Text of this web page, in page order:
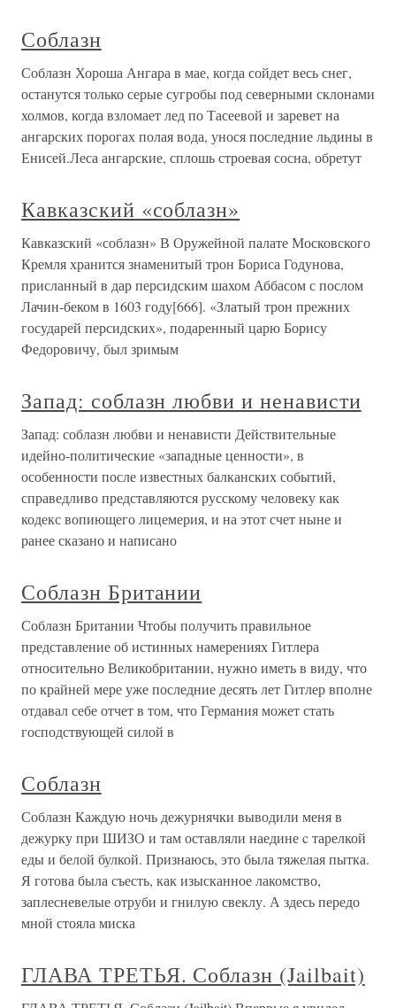
Соблазн
Соблазн Хороша Ангара в мае, когда сойдет весь снег,
останутся только серые сугробы под северными склонами
холмов, когда взломает лед по Тасеевой и заревет на
ангарских порогах полая вода, унося последние льдины в
Енисей.Леса ангарские, сплошь строевая сосна, обретут
Кавказский «соблазн»
Кавказский «соблазн» В Оружейной палате Московского
Кремля хранится знаменитый трон Бориса Годунова,
присланный в дар персидским шахом Аббасом с послом
Лачин-беком в 1603 году[666]. «Златый трон прежних
государей персидских», подаренный царю Борису
Федоровичу, был зримым
Запад: соблазн любви и ненависти
Запад: соблазн любви и ненависти Действительные
идейно-политические «западные ценности», в
особенности после известных балканских событий,
справедливо представляются русскому человеку как
кодекс вопиющего лицемерия, и на этот счет ныне и
ранее сказано и написано
Соблазн Британии
Соблазн Британии Чтобы получить правильное
представление об истинных намерениях Гитлера
относительно Великобритании, нужно иметь в виду, что
по крайней мере уже последние десять лет Гитлер вполне
отдавал себе отчет в том, что Германия может стать
господствующей силой в
Соблазн
Соблазн Каждую ночь дежурнячки выводили меня в
дежурку при ШИЗО и там оставляли наедине c тарелкой
еды и белой булкой. Признаюсь, это была тяжелая пытка.
Я готова была съесть, как изысканное лакомство,
заплесневелые отруби и гнилую свеклу. А здесь передо
мной стояла миска
ГЛАВА ТРЕТЬЯ. Соблазн (Jailbait)